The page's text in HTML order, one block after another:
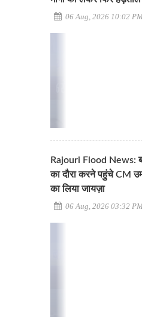
06 Aug, 2026 10:02
Rajouri Flood News:
का दौरा करने पहुंचे CM
का लिया जायज़ा
06 Aug, 2026 03:32